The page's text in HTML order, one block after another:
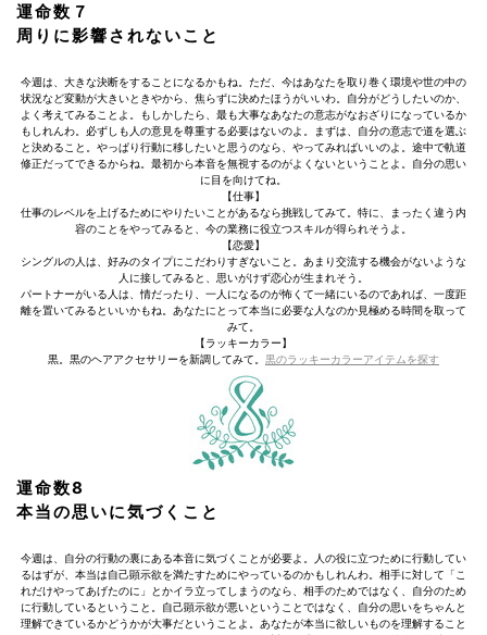
運命数７
周りに影響されないこと
今週は、大きな決断をすることになるかもね。ただ、今はあなたを取り巻く環境や世の中の
状況など変動が大きいときやから、焦らずに決めたほうがいいわ。自分がどうしたいのか、
よく考えてみることよ。もしかしたら、最も大事なあなたの意志がなおざりになっているか
もしれんわ。必ずしも人の意見を尊重する必要はないのよ。まずは、自分の意志で道を選ぶ
と決めること。やっぱり行動に移したいと思うのなら、やってみればいいのよ。途中で軌道
修正だってできるからね。最初から本音を無視するのがよくないということよ。自分の思い
に目を向けてね。
【仕事】
仕事のレベルを上げるためにやりたいことがあるなら挑戦してみて。特に、まったく違う内
容のことをやってみると、今の業務に役立つスキルが得られそうよ。
【恋愛】
シングルの人は、好みのタイプにこだわりすぎないこと。あまり交流する機会がないような
人に接してみると、思いがけず恋心が生まれそう。
パートナーがいる人は、情だったり、一人になるのが怖くて一緒にいるのであれば、一度距
離を置いてみるといいかもね。あなたにとって本当に必要な人なのか見極める時間を取って
みて。
【ラッキーカラー】
黒。黒のヘアアクセサリーを新調してみて。 黒のラッキーカラーアイテムを探す
運命数8
本当の思いに気づくこと
今週は、自分の行動の裏にある本音に気づくことが必要よ。人の役に立つために行動してい
るはずが、本当は自己顕示欲を満たすためにやっているのかもしれんわ。相手に対して「こ
れだけやってあげたのに」とかイラ立ってしまうのなら、相手のためではなく、自分のため
に行動しているということ。自己顕示欲が悪いということではなく、自分の思いをちゃんと
理解できているかどうかが大事だということよ。あなたが本当に欲しいものを理解すること